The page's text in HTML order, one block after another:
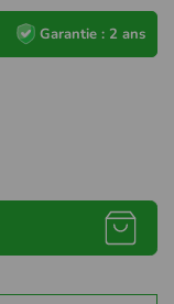
Garantie : 2 ans